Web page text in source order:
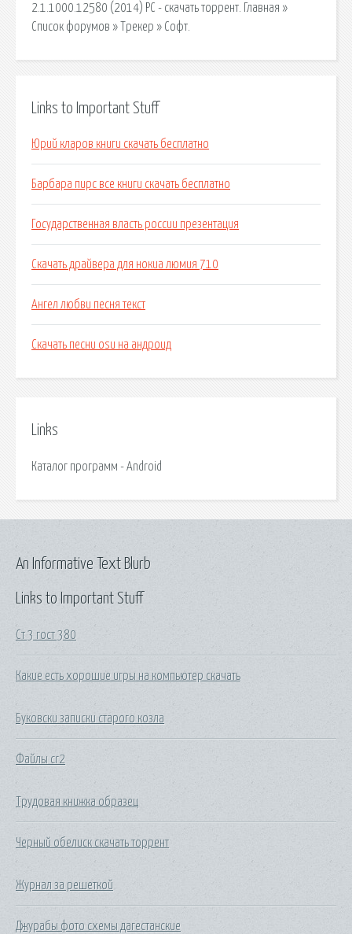
2.1.1000.12580 (2014) PC - скачать торрент. Главная »
Список форумов » Трекер » Софт.
Links to Important Stuff
Юрий кларов книги скачать бесплатно
Барбара пирс все книги скачать бесплатно
Государственная власть россии презентация
Скачать драйвера для нокиа люмия 710
Ангел любви песня текст
Скачать песни osu на андроид
Links
Каталог программ - Android
Links to Important Stuff
Ст 3 гост 380
Какие есть хорошие игры на компьютер скачать
Буковски записки старого козла
Файлы cr2
Трудовая книжка образец
Черный обелиск скачать торрент
Журнал за решеткой
Джурабы фото схемы дагестанские
An Informative Text Blurb